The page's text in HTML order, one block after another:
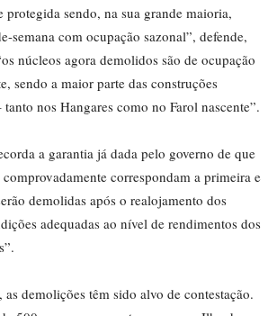
protegida sendo, na sua grande maioria,
semana com ocupação sazonal”, defende,
núcleos agora demolidos são de ocupação
sendo a maior parte das construções
nos Hangares como no Farol nascente”.
a garantia já dada pelo governo de que
comprovadamente correspondam a primeira e
demolidas após o realojamento dos
adequadas ao nível de rendimentos dos
demolições têm sido alvo de contestação.